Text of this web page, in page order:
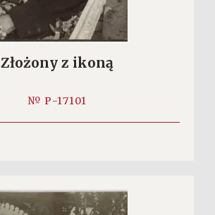
Złożony z ikoną
№ P-17101